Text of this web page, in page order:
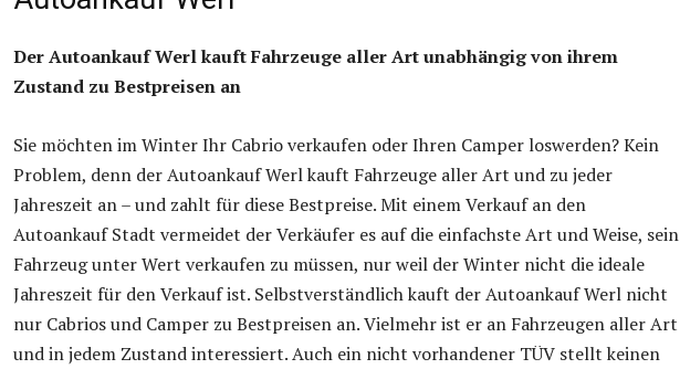
Der Autoankauf Werl kauft Fahrzeuge aller Art unabhängig von ihrem
Zustand zu Bestpreisen an
Sie möchten im Winter Ihr Cabrio verkaufen oder Ihren Camper loswerden? Kein
Problem, denn der Autoankauf Werl kauft Fahrzeuge aller Art und zu jeder
Jahreszeit an – und zahlt für diese Bestpreise. Mit einem Verkauf an den
Autoankauf Stadt vermeidet der Verkäufer es auf die einfachste Art und Weise, sein
Fahrzeug unter Wert verkaufen zu müssen, nur weil der Winter nicht die ideale
Jahreszeit für den Verkauf ist. Selbstverständlich kauft der Autoankauf Werl nicht
nur Cabrios und Camper zu Bestpreisen an. Vielmehr ist er an Fahrzeugen aller Art
und in jedem Zustand interessiert. Auch ein nicht vorhandener TÜV stellt keinen